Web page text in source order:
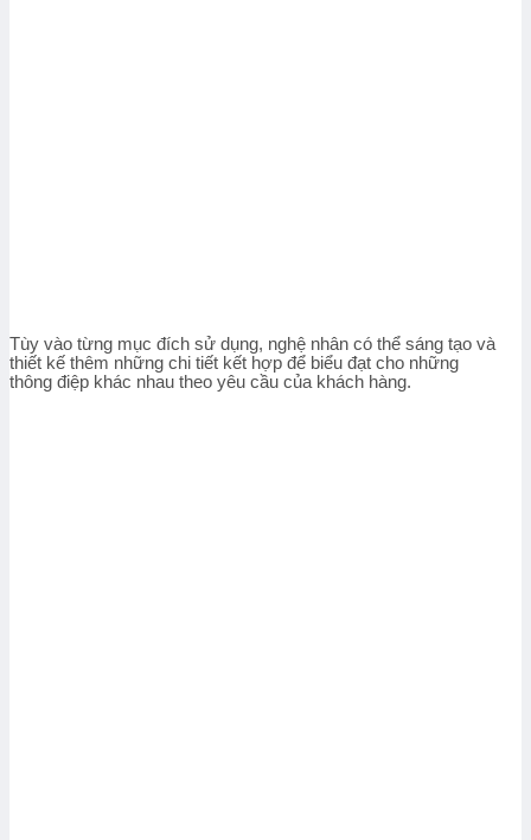
Tùy vào từng mục đích sử dụng, nghệ nhân có thể sáng tạo và
thiết kế thêm những chi tiết kết hợp để biểu đạt cho những
thông điệp khác nhau theo yêu cầu của khách hàng.